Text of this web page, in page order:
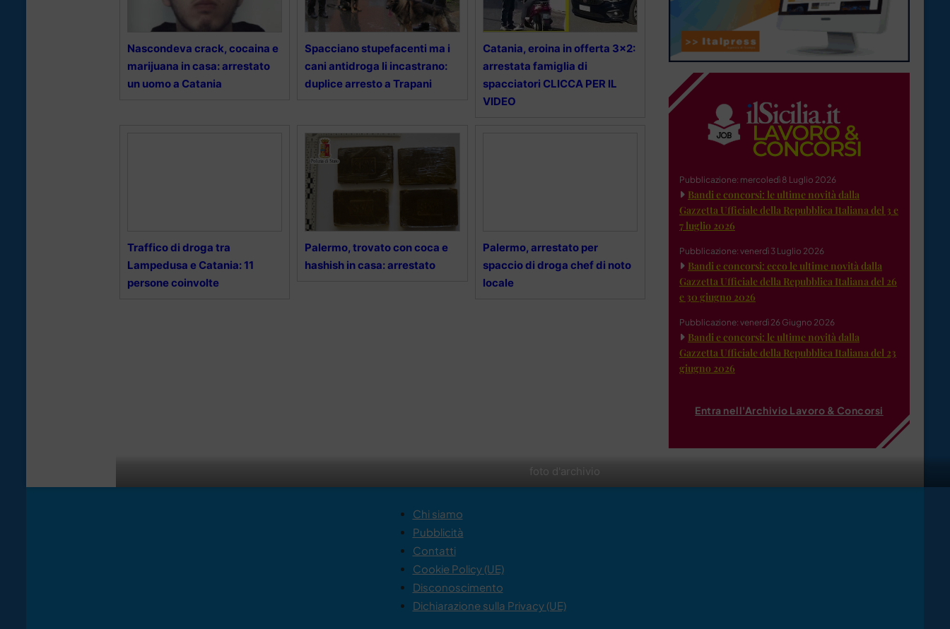
foto d'archivio
Nascondeva crack, cocaina e
marijuana in casa: arrestato
un uomo a Catania
Spacciano stupefacenti ma i
cani antidroga li incastrano:
duplice arresto a Trapani
Catania, eroina in offerta 3×2:
arrestata famiglia di
spacciatori CLICCA PER IL
VIDEO
Traffico di droga tra
Lampedusa e Catania: 11
persone coinvolte
Palermo, trovato con coca e
hashish in casa: arrestato
Palermo, arrestato per
spaccio di droga chef di noto
locale
Pubblicazione: mercoledì 8 Luglio 2026
Bandi e concorsi: le ultime novità dalla
Gazzetta Ufficiale della Repubblica Italiana del 3 e
7 luglio 2026
Pubblicazione: venerdì 3 Luglio 2026
Bandi e concorsi: ecco le ultime novità dalla
Gazzetta Ufficiale della Repubblica Italiana del 26
e 30 giugno 2026
Pubblicazione: venerdì 26 Giugno 2026
Bandi e concorsi: le ultime novità dalla
Gazzetta Ufficiale della Repubblica Italiana del 23
giugno 2026
Entra nell'Archivio Lavoro & Concorsi
Chi siamo
Pubblicità
Contatti
Cookie Policy (UE)
Disconoscimento
Dichiarazione sulla Privacy (UE)